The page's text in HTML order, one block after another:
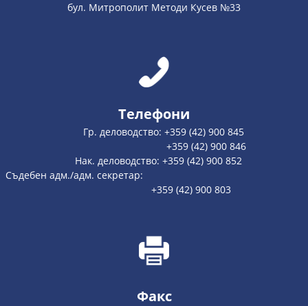
бул. Митрополит Методи Кусев №33
Телефони
Гр. деловодство: +359 (42) 900 845
+359 (42) 900 846
Нак. деловодство: +359 (42) 900 852
Съдебен адм./адм. секретар:
+359 (42) 900 803
Факс